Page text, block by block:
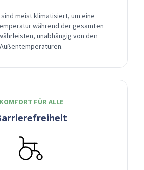
meist klimatisiert, um eine
während der gesamten
unabhängig von den
Außentemperaturen.
KOMFORT FÜR ALLE